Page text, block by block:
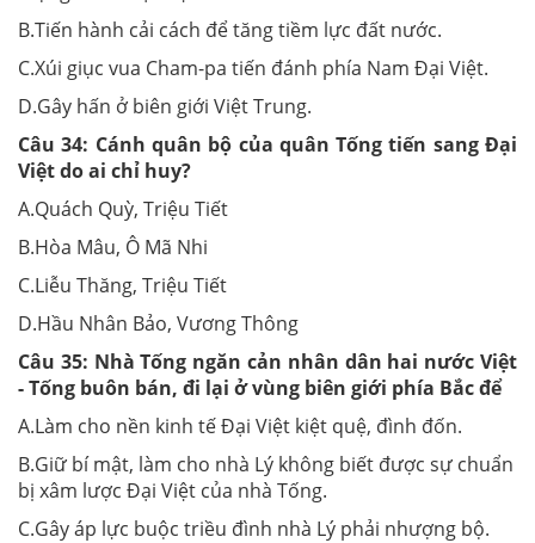
B.Tiến hành cải cách để tăng tiềm lực đất nước.
C.Xúi giục vua Cham-pa tiến đánh phía Nam Đại Việt.
D.Gây hấn ở biên giới Việt Trung.
Câu 34: Cánh quân bộ của quân Tống tiến sang Đại
Việt do ai chỉ huy?
A.Quách Quỳ, Triệu Tiết
B.Hòa Mâu, Ô Mã Nhi
C.Liễu Thăng, Triệu Tiết
D.Hầu Nhân Bảo, Vương Thông
Câu 35: Nhà Tống ngăn cản nhân dân hai nước Việt
- Tống buôn bán, đi lại ở vùng biên giới phía Bắc để
A.Làm cho nền kinh tế Đại Việt kiệt quệ, đình đốn.
B.Giữ bí mật, làm cho nhà Lý không biết được sự chuẩn
bị xâm lược Đại Việt của nhà Tống.
C.Gây áp lực buộc triều đình nhà Lý phải nhượng bộ.